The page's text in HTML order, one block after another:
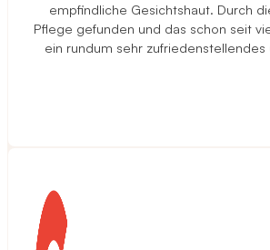
empfindliche Gesichtshaut. Durch
Pflege gefunden und das schon seit
ein rundum sehr